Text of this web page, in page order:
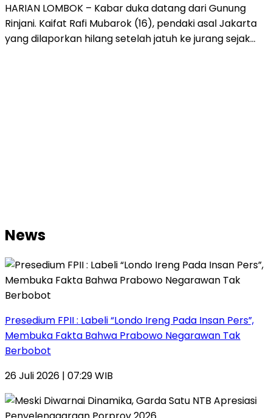
HARIAN LOMBOK – Kabar duka datang dari Gunung
Rinjani. Kaifat Rafi Mubarok (16), pendaki asal Jakarta
yang dilaporkan hilang setelah jatuh ke jurang sejak…
News
Presedium FPII : Labeli “Londo Ireng Pada Insan Pers”,
Membuka Fakta Bahwa Prabowo Negarawan Tak
Berbobot
26 Juli 2026 | 07:29 WIB